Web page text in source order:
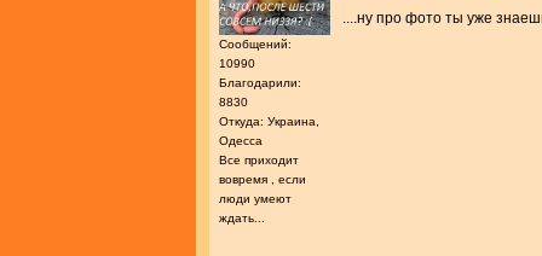
Сообщений:
10990
Благодарили:
8830
Откуда: Украина,
Одесса
Все приходит
вовремя , если
люди умеют
ждать...
....ну про фото ты уже